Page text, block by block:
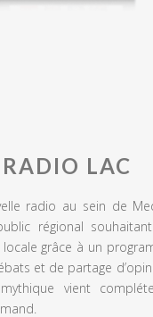
RADIO LAC
radio au sein de
régional
grâce à un
et de partage
vient